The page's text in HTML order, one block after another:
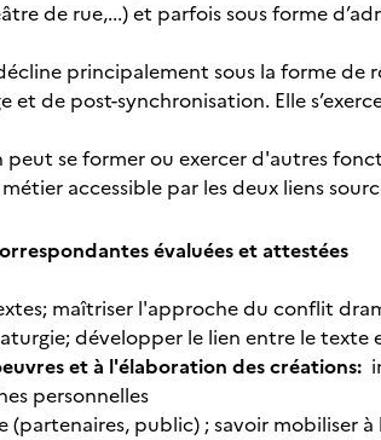
de rue,...) et parfois sous forme
principalement sous la forme de
de post-synchronisation. Elle
se former ou exercer d'autres
accessible par les deux liens
évaluées et attestées
maîtriser l'approche du conflit
développer le lien entre le texte
et à l'élaboration des créations:
personnelles
public) ; savoir mobiliser à